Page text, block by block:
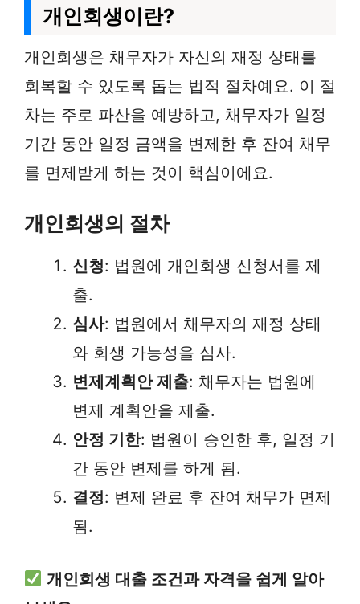
개인회생이란?
개인회생은 채무자가 자신의 재정 상태를
회복할 수 있도록 돕는 법적 절차예요. 이 절
차는 주로 파산을 예방하고, 채무자가 일정
기간 동안 일정 금액을 변제한 후 잔여 채무
를 면제받게 하는 것이 핵심이에요.
개인회생의 절차
신청: 법원에 개인회생 신청서를 제
출.
심사: 법원에서 채무자의 재정 상태
와 회생 가능성을 심사.
변제계획안 제출: 채무자는 법원에
변제 계획안을 제출.
안정 기한: 법원이 승인한 후, 일정 기
간 동안 변제를 하게 됨.
결정: 변제 완료 후 잔여 채무가 면제
됨.
개인회생 대출 조건과 자격을 쉽게 알아